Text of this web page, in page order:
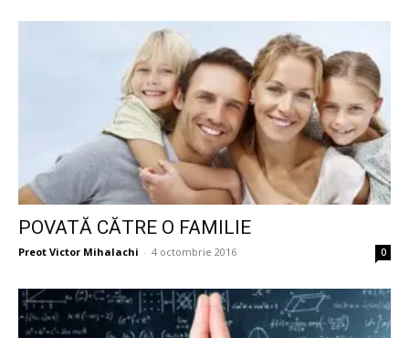
POVATĂ CĂTRE O FAMILIE
Preot Victor Mihalachi - 4 octombrie 2016 0